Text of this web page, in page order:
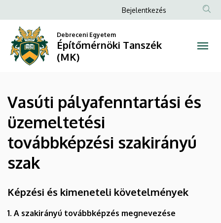
pályafenntartási
és
üzemeltetési
továbbképzési
szakirányú
szak
Építőmérnöki
Tanszék
(MK)
a
tartalomra
Anonim
menüje
Bejelentkezés
Debreceni Egyetem
Építőmérnöki Tanszék
(MK)
Vasúti pályafenntartási és
üzemeltetési
továbbképzési szakirányú
szak
Képzési és kimeneteli követelmények
1. A szakirányú továbbképzés megnevezése